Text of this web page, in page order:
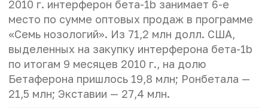
2010 г. интерферон бета-1b занимает 6-е
место по сумме оптовых продаж в программе
«Семь нозологий». Из 71,2 млн долл. США,
выделенных на закупку интерферона бета-1b
по итогам 9 месяцев 2010 г., на долю
Бетаферона пришлось 19,8 млн; Ронбетала —
21,5 млн; Экставии — 27,4 млн.